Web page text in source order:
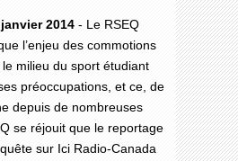
CONTACTER
2014 - Le RSEQ
l’enjeu des commotions
milieu du sport étudiant
préoccupations, et ce, de
depuis de nombreuses
se réjouit que le reportage
sur Ici Radio-Canada